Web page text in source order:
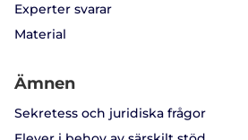
Experter svarar
Material
Ämnen
Sekretess och juridiska frågor